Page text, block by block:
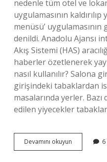
nedenle tüm otel ve
uygulamasının
menüsü’
denildi. Anadolu Ajansı
Akış Sistemi (HAS)
haberler özetlenerek
nasıl kullanılır? Salona
girişindeki tabaklardan
masalarında yerler.
edilen yiyecekler
Devamını okuyun
Büfe